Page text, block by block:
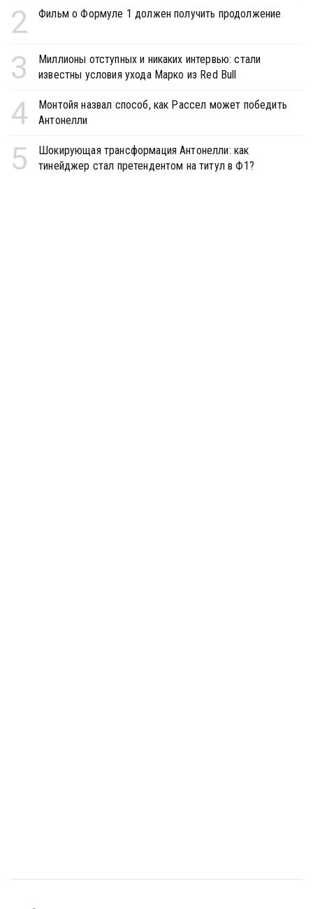
2 Фильм о Формуле 1 должен получить продолжение
3
Миллионы отступных и никаких интервью: стали
известны условия ухода Марко из Red Bull
4
Монтойя назвал способ, как Рассел может победить
Антонелли
5
Шокирующая трансформация Антонелли: как
тинейджер стал претендентом на титул в Ф1?